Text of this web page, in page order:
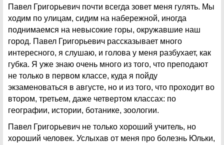
Павел Григорьевич почти всегда зовет меня гулять. Мы
ходим по улицам, сидим на набережной, иногда
поднимаемся на невысокие горы, окружавшие наш
город. Павел Григорьевич рассказывает много
интересного, я слушаю, и голова у меня разбухает, как
губка. Я уже знаю очень много из того, что преподают
не только в первом классе, куда я пойду
экзаменоваться в августе, но и из того, что проходит во
втором, третьем, даже четвертом классах: по
географии, истории, ботанике, зоологии.
Павел Григорьевич не только хороший учитель, но
хороший человек. Услыхав от меня про болезнь Юльки,